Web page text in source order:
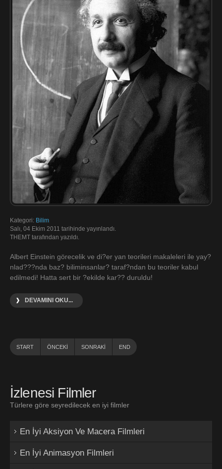
Kategori: Bilim
Salı, 04 Ekim 2011 tarihinde yayınlandı.
THEMT tarafından yazıldı.
Albert Einstein görecelik ve di?er yan teorileri makaleleri ile yay?
nlad???nda baz? biliminsanlar? taraf?ndan bu teoriler kabul
edilmedi! Hatta sert bir ?ekilde kar?? duruldu!
DEVAMINI OKU...
START ÖNCEKI SONRAKI END
İzlenesi Filmler
Türlere göre seyredilecek en iyi filmler
En İyi Aksiyon Ve Macera Filmleri
En İyi Animasyon Filmleri